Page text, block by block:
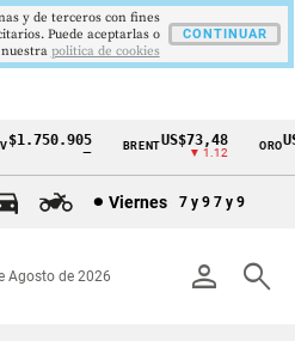
BRENTUS$73,48
▼ 1.12
ORO
Viernes 7 y 9 7 y 9
person search
Agosto de 2026
y de terceros con fines
Puede aceptarlas o
politica de cookies
CONTINUAR